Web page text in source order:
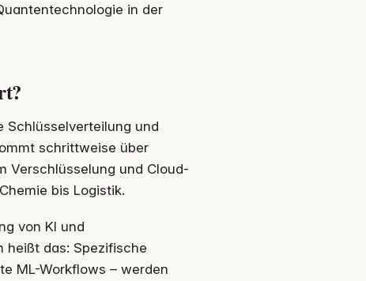
in der
Schlüsselverteilung und
schrittweise über
Verschlüsselung und Cloud-
bis Logistik.
von KI und
heißt das: Spezifische
ML-Workflows – werden